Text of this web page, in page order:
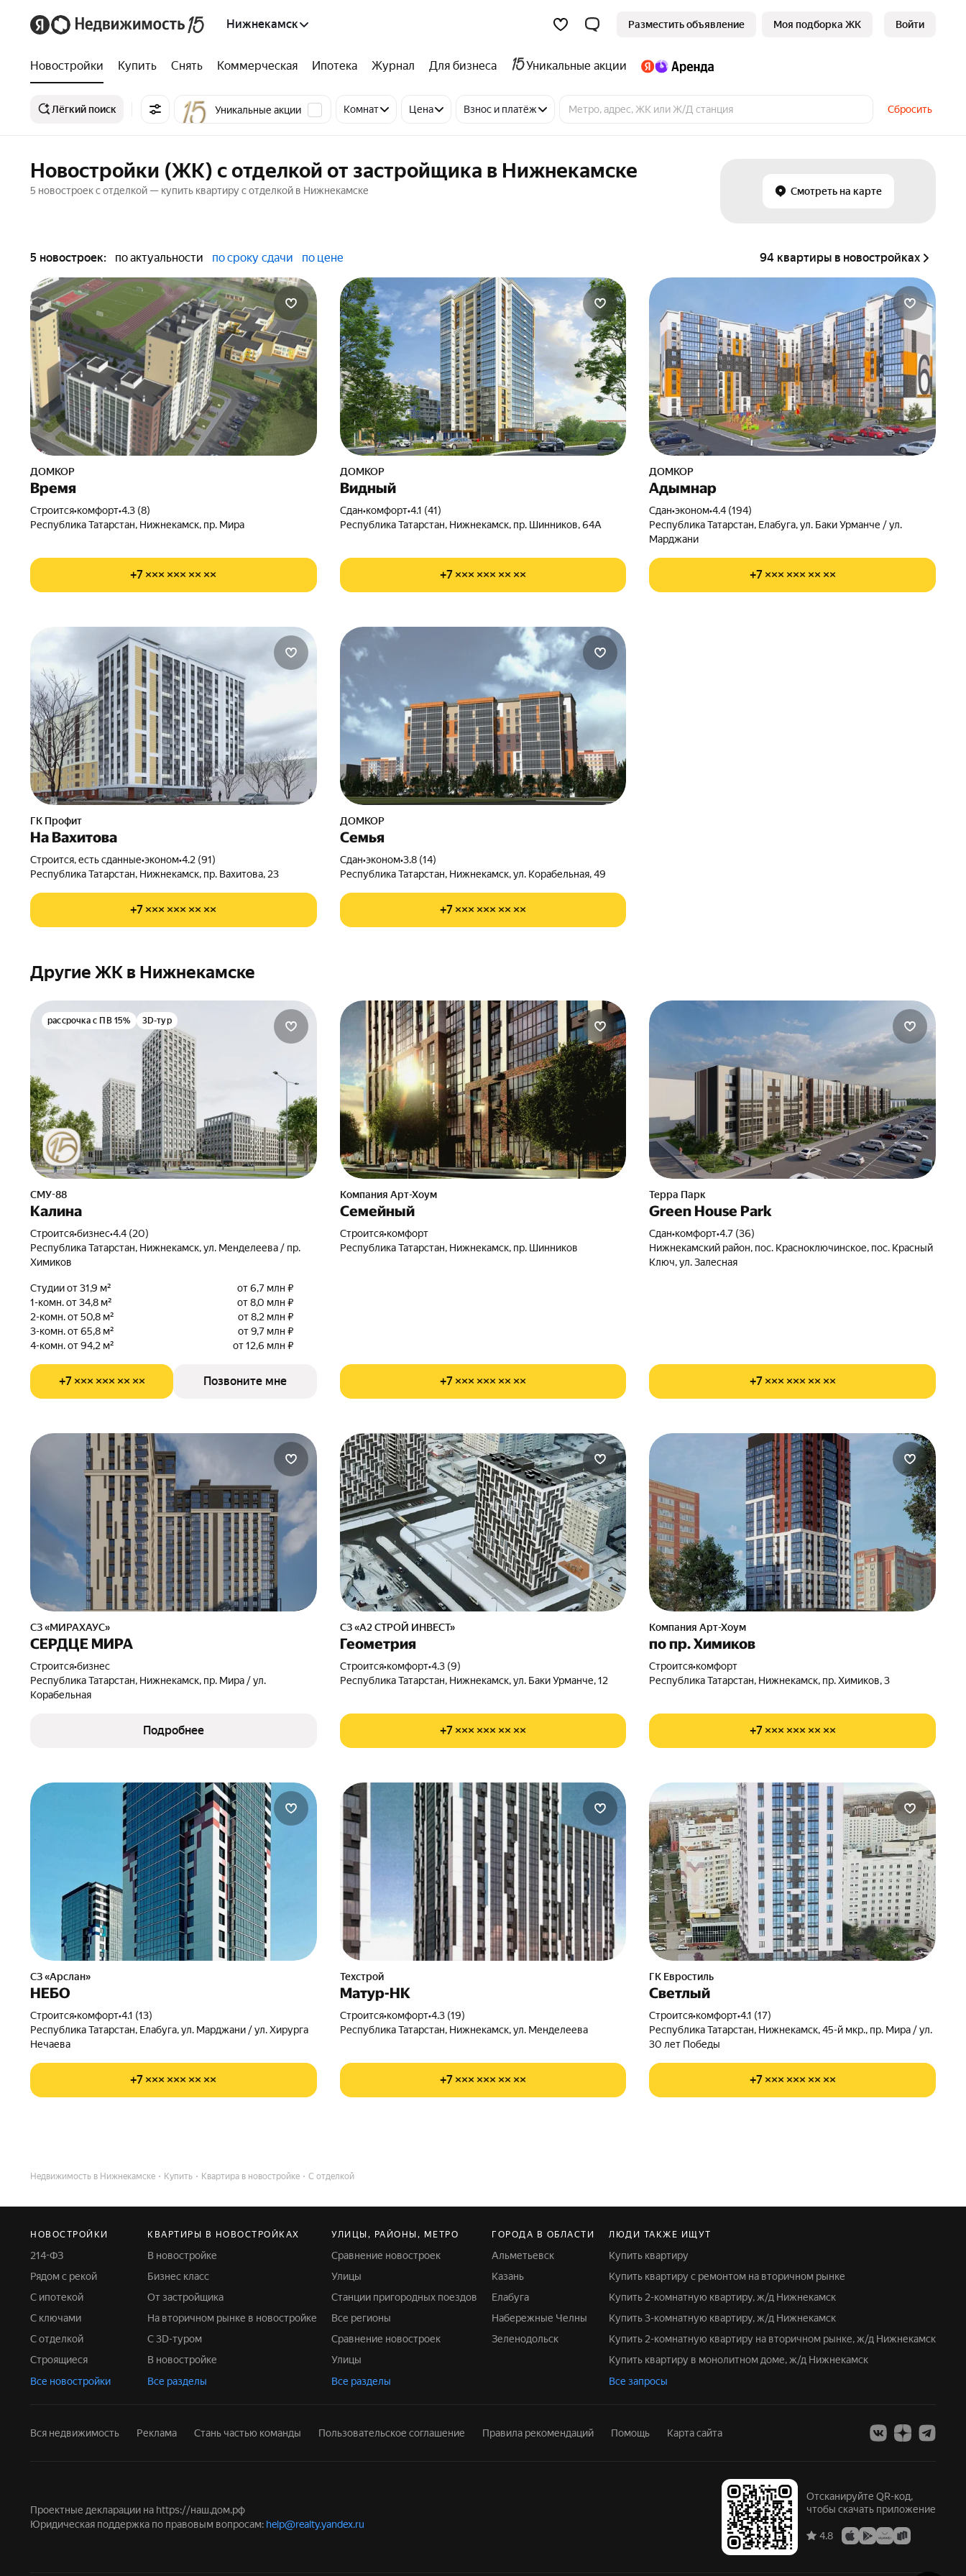
Нижнекамск Разместить объявление Моя подборка ЖК Войти
Новостройки Купить Снять Коммерческая Ипотека Журнал Для бизнеса Уникальные акции
Лёгкий поиск Уникальные акции Комнат Цена Взнос и платёж Сбросить
Новостройки (ЖК) с отделкой от застройщика в Нижнекамске
5 новостроек с отделкой — купить квартиру с отделкой в Нижнекамске Смотреть на карте
5 новостроек: по актуальности по сроку сдачи по цене 94 квартиры в новостройках
ДОМКОР
Время
Строится•комфорт•4.3 (8)
Республика Татарстан, Нижнекамск, пр. Мира
+7 ××× ××× ×× ××
ДОМКОР
Видный
Сдан•комфорт•4.1 (41)
Республика Татарстан, Нижнекамск, пр. Шинников, 64А
+7 ××× ××× ×× ××
ДОМКОР
Адымнар
Сдан•эконом•4.4 (194)
Республика Татарстан, Елабуга, ул. Баки Урманче / ул.
Марджани
+7 ××× ××× ×× ××
ГК Профит
На Вахитова
Строится, есть сданные•эконом•4.2 (91)
Республика Татарстан, Нижнекамск, пр. Вахитова, 23
+7 ××× ××× ×× ××
ДОМКОР
Семья
Сдан•эконом•3.8 (14)
Республика Татарстан, Нижнекамск, ул. Корабельная, 49
+7 ××× ××× ×× ××
Другие ЖК в Нижнекамске
рассрочка с ПВ 15% 3D-тур
СМУ-88
Калина
Строится•бизнес•4.4 (20)
Республика Татарстан, Нижнекамск, ул. Менделеева / пр.
Химиков
Студии от 31,9 м²
от 6,7 млн ₽
1-комн. от 34,8 м²
от 8,0 млн ₽
2-комн. от 50,8 м²
от 8,2 млн ₽
3-комн. от 65,8 м²
от 9,7 млн ₽
4-комн. от 94,2 м²
от 12,6 млн ₽
+7 ××× ××× ×× ×× Позвоните мне
Компания Арт-Хоум
Семейный
Строится•комфорт
Республика Татарстан, Нижнекамск, пр. Шинников
+7 ××× ××× ×× ××
Терра Парк
Green House Park
Сдан•комфорт•4.7 (36)
Нижнекамский район, пос. Красноключинское, пос. Красный
Ключ, ул. Залесная
+7 ××× ××× ×× ××
СЗ «МИРАХАУС»
СЕРДЦЕ МИРА
Строится•бизнес
Республика Татарстан, Нижнекамск, пр. Мира / ул.
Корабельная
Подробнее
СЗ «А2 СТРОЙ ИНВЕСТ»
Геометрия
Строится•комфорт•4.3 (9)
Республика Татарстан, Нижнекамск, ул. Баки Урманче, 12
+7 ××× ××× ×× ××
Компания Арт-Хоум
по пр. Химиков
Строится•комфорт
Республика Татарстан, Нижнекамск, пр. Химиков, 3
+7 ××× ××× ×× ××
СЗ «Арслан»
НЕБО
Строится•комфорт•4.1 (13)
Республика Татарстан, Елабуга, ул. Марджани / ул. Хирурга
Нечаева
+7 ××× ××× ×× ××
Техстрой
Матур-НК
Строится•комфорт•4.3 (19)
Республика Татарстан, Нижнекамск, ул. Менделеева
+7 ××× ××× ×× ××
ГК Евростиль
Светлый
Строится•комфорт•4.1 (17)
Республика Татарстан, Нижнекамск, 45-й мкр., пр. Мира / ул.
30 лет Победы
+7 ××× ××× ×× ××
Недвижимость в Нижнекамске Купить Квартира в новостройке С отделкой
НОВОСТРОЙКИ
214-ФЗ
Рядом с рекой
С ипотекой
С ключами
С отделкой
Строящиеся
Все новостройки
КВАРТИРЫ В НОВОСТРОЙКАХ
В новостройке
Бизнес класс
От застройщика
На вторичном рынке в новостройке
С 3D-туром
В новостройке
Все разделы
УЛИЦЫ, РАЙОНЫ, МЕТРО
Сравнение новостроек
Улицы
Станции пригородных поездов
Все регионы
Сравнение новостроек
Улицы
Все разделы
ГОРОДА В ОБЛАСТИ
Альметьевск
Казань
Елабуга
Набережные Челны
Зеленодольск
ЛЮДИ ТАКЖЕ ИЩУТ
Купить квартиру
Купить квартиру с ремонтом на вторичном рынке
Купить 2-комнатную квартиру, ж/д Нижнекамск
Купить 3-комнатную квартиру, ж/д Нижнекамск
Купить 2-комнатную квартиру на вторичном рынке, ж/д Нижнекамск
Купить квартиру в монолитном доме, ж/д Нижнекамск
Все запросы
Вся недвижимость Реклама Стань частью команды Пользовательское соглашение Правила рекомендаций Помощь Карта сайта
Проектные декларации на https://наш.дом.рф
Юридическая поддержка по правовым вопросам: help@realty.yandex.ru
Отсканируйте QR-код,
чтобы скачать приложение
4.8